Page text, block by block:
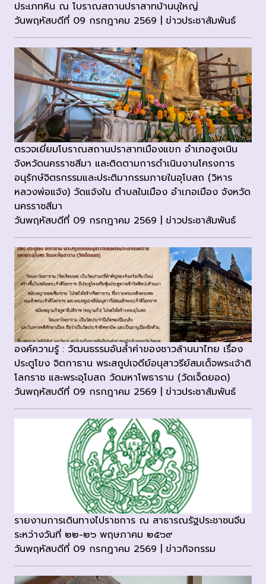
ประเภทหิน ณ โบราณสถานปราสาทบ้านบุใหญ่
วันพฤหัสบดีที่ 09 กรกฎาคม 2569 | ข่าวประชาสัมพันธ์
ตรวจเยี่ยมโบราณสถานปราสาทเมืองแขก อำเภอสูงเนิน
จังหวัดนครราชสีมา และติดตามการดำเนินงานโครงการ
อนุรักษ์จิตรกรรมและประติมากรรมภายในอุโบสถ (วิหาร
หลวงพ่อแจ้ง) วัดแจ้งใน ตำบลในเมือง อำเภอเมือง จังหวัด
นครราชสีมา
วันพฤหัสบดีที่ 09 กรกฎาคม 2569 | ข่าวประชาสัมพันธ์
องค์ความรู้ : วัฒนธรรมอันล้ำค่าของชาวล้านนาไทย เรื่อง
ประตูโขง จิตกาธาน พระสถูปเจดีย์อนุสาวรีย์สมเด็จพระเจ้าติ
โลกราช และพระอุโบสถ วัดมหาโพธาราม (วัดเจ็ดยอด)
วันพฤหัสบดีที่ 09 กรกฎาคม 2569 | ข่าวประชาสัมพันธ์
รายงานการเดินทางไปราชการ ณ สาธารณรัฐประชาชนจีน
ระหว่างวันที่ ๒๒-๒๖ พฤษภาคม ๒๕๖๙
วันพฤหัสบดีที่ 09 กรกฎาคม 2569 | ข่าวกิจกรรม